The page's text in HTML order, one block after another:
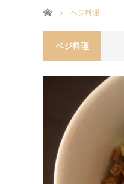
ホーム ベジ料理
ベジ料理